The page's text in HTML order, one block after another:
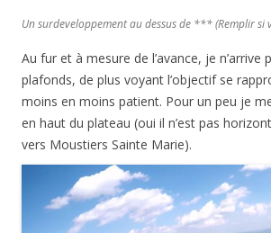
Un surdeveloppement au dessus de *** (Remplir si
Au fur et à mesure de l’avance, je n’arrive
plafonds, de plus voyant l’objectif se
moins en moins patient. Pour un peu je
en haut du plateau (oui il n’est pas
vers Moustiers Sainte Marie).